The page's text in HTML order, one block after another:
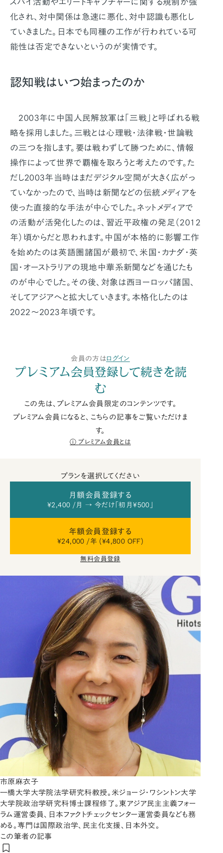
化され、対中関係は急速に悪化、対中認識も悪化し
ていきました。日本でも同種の工作が行われている可
能性は否定できないというのが実情です。
認知戦はいつ始まったのか
2003年に中国人民解放軍は「三戦」と呼ばれる戦
略を採用しました。三戦とは心理戦・法律戦・世論戦
の三つを指します。要は戦わずして勝つために、情報
操作によって世界で覇権を取ろうと考えたのです。た
だし2003年当時はまだデジタル空間が大きく広がっ
ていなかったので、当時は新聞などの伝統メディアを
使った直接的な手法が中心でした。ネットメディアで
の活動が活発化したのは、習近平政権の発足（2012
年）頃からだと思われます。中国が本格的に影響工作
を始めたのは英語圏諸国が最初で、米国・カナダ・英
国・オーストラリアの現地中華系新聞などを通じたも
のが中心でした。その後、対象は西ヨーロッパ諸国、
そしてアジアへと拡大していきます。本格化したのは
2022〜2023年頃です。
会員の方はログイン
プレミアム会員登録して続きを読
む
この先は、プレミアム会員限定のコンテンツです。
プレミアム会員になると、こちらの記事をご覧いただけま
す。
プレミアム会員とは
プランを選択してください
月額会員登録する
¥2,400 /月 → 今だけ「初月¥500」
年額会員登録する
¥24,000 /年 (¥4,800 OFF)
無料会員登録
市原麻衣子
一橋大学大学院法学研究科教授。米ジョージ・ワシントン大学
大学院政治学研究科博士課程修了。東アジア民主主義フォー
ラム運営委員、日本ファクトチェックセンター運営委員なども務
める。専門は国際政治学、民主化支援、日本外交。
この筆者の記事